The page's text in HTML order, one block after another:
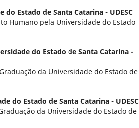
do Estado de Santa Catarina - UDESC
Humano pela Universidade do Estado
do Estado de Santa Catarina -
da Universidade do Estado de
do Estado de Santa Catarina - UDESC
da Universidade do Estado de